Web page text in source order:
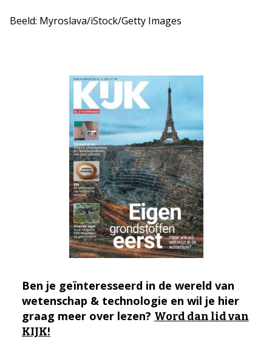
Beeld: Myroslava/iStock/Getty Images
Ben je geïnteresseerd in de wereld van
wetenschap & technologie en wil je hier
graag meer over lezen? Word dan lid van
KIJK!